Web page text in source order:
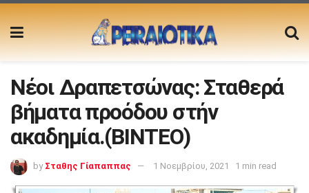
Νέοι Δραπετσώνας: Σταθερά
βήματα προόδου στήν
ακαδημία.(BINTEO)
by Σταθης Γίαπαππας 1 Νοεμβρίου, 2021 1 min read